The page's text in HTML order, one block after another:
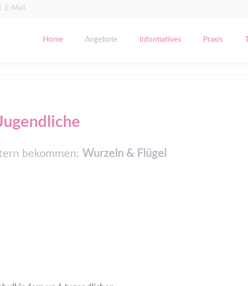
E-Mail
Home Angebote Informatives Praxis
bekommen: Wurzeln & Flügel